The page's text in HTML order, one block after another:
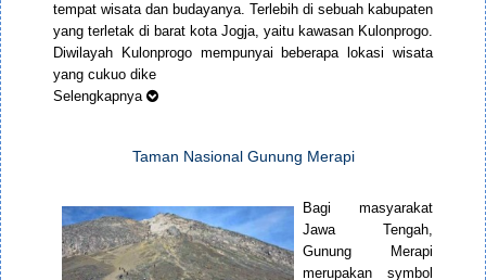
tempat wisata dan budayanya. Terlebih di sebuah kabupaten
yang terletak di barat kota Jogja, yaitu kawasan Kulonprogo.
Diwilayah Kulonprogo mempunyai beberapa lokasi wisata
yang cukuo dike
Selengkapnya
Taman Nasional Gunung Merapi
Bagi masyarakat
Jawa Tengah,
Gunung Merapi
merupakan symbol